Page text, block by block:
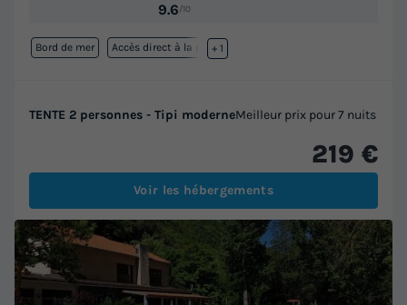
9.6/10
Bord de mer Accès direct à la plage
+ 1
TENTE 2 personnes - Tipi moderneMeilleur prix pour 7 nuits
219 €
Voir les hébergements